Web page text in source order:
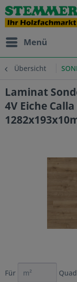
Menü
Übersicht
Laminat
4V Eiche
Für